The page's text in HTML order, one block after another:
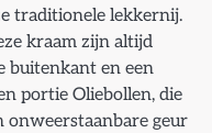
traditionele lekkernij.
kraam zijn altijd
buitenkant en een
portie Oliebollen, die
geur